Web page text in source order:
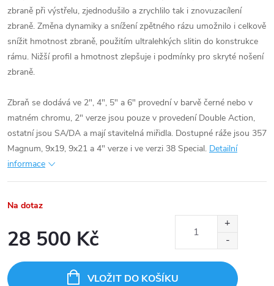
zbraně při výstřelu, zjednodušilo a zrychlilo tak i znovuzacílení
zbraně. Změna dynamiky a snížení zpětného rázu umožnilo i celkově
snížit hmotnost zbraně, použitím ultralehkých slitin do konstrukce
rámu. Nižší profil a hmotnost zlepšuje i podmínky pro skryté nošení
zbraně.
Zbraň se dodává ve 2", 4", 5" a 6" provední v barvě černé nebo v
matném chromu, 2" verze jsou pouze v provedení Double Action,
ostatní jsou SA/DA a mají stavitelná miřidla. Dostupné ráže jsou 357
Magnum, 9x19, 9x21 a 4" verze i ve verzi 38 Special. Detailní
informace
Na dotaz
28 500 Kč
cena:
VLOŽIT DO KOŠÍKU